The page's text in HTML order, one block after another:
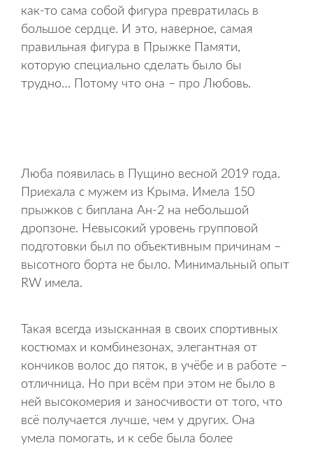
как-то сама собой фигура превратилась в
большое сердце. И это, наверное, самая
правильная фигура в Прыжке Памяти,
которую специально сделать было бы
трудно… Потому что она – про Любовь.
Люба появилась в Пущино весной 2019 года.
Приехала с мужем из Крыма. Имела 150
прыжков с биплана Ан-2 на небольшой
дропзоне. Невысокий уровень групповой
подготовки был по объективным причинам –
высотного борта не было. Минимальный опыт
RW имела.
Такая всегда изысканная в своих спортивных
костюмах и комбинезонах, элегантная от
кончиков волос до пяток, в учёбе и в работе –
отличница. Но при всём при этом не было в
ней высокомерия и заносчивости от того, что
всё получается лучше, чем у других. Она
умела помогать, и к себе была более